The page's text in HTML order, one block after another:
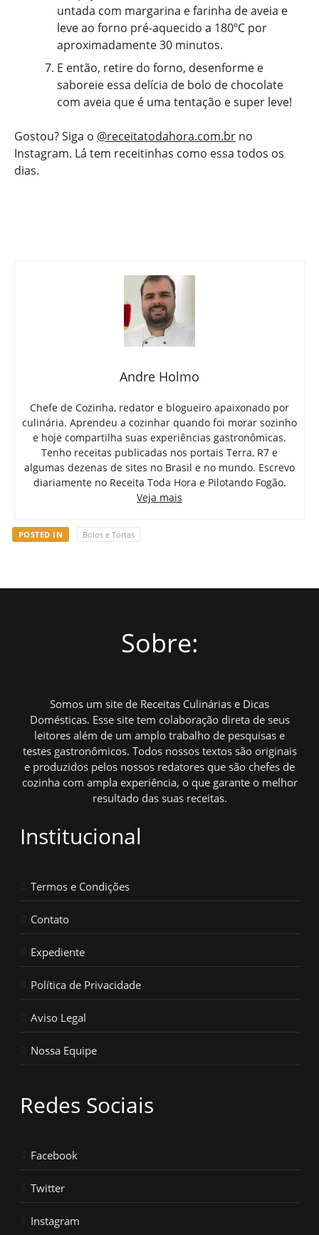
untada com margarina e farinha de aveia e
leve ao forno pré-aquecido a 180ºC por
aproximadamente 30 minutos.
E então, retire do forno, desenforme e
saboreie essa delícia de bolo de chocolate
com aveia que é uma tentação e super leve!
Gostou? Siga o @receitatodahora.com.br no
Instagram. Lá tem receitinhas como essa todos os
dias.
Andre Holmo
Chefe de Cozinha, redator e blogueiro apaixonado por
culinária. Aprendeu a cozinhar quando foi morar sozinho
e hoje compartilha suas experiências gastronômicas.
Tenho receitas publicadas nos portais Terra, R7 e
algumas dezenas de sites no Brasil e no mundo. Escrevo
diariamente no Receita Toda Hora e Pilotando Fogão.
Veja mais
POSTED IN Bolos e Tortas
Sobre:
Somos um site de Receitas Culinárias e Dicas
Domésticas. Esse site tem colaboração direta de seus
leitores além de um amplo trabalho de pesquisas e
testes gastronômicos. Todos nossos textos são originais
e produzidos pelos nossos redatores que são chefes de
cozinha com ampla experiência, o que garante o melhor
resultado das suas receitas.
Institucional
Termos e Condições
Contato
Expediente
Política de Privacidade
Aviso Legal
Nossa Equipe
Redes Sociais
Facebook
Twitter
Instagram